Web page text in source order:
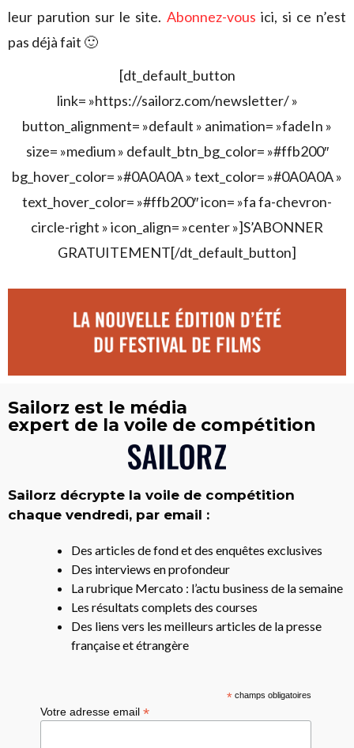
leur parution sur le site. Abonnez-vous ici, si ce n’est
pas déjà fait 🙂
[dt_default_button
link= »https://sailorz.com/newsletter/ »
button_alignment= »default » animation= »fadeIn »
size= »medium » default_btn_bg_color= »#ffb200″
bg_hover_color= »#0A0A0A » text_color= »#0A0A0A »
text_hover_color= »#ffb200″ icon= »fa fa-chevron-
circle-right » icon_align= »center »]S’ABONNER
GRATUITEMENT[/dt_default_button]
Sailorz est le média
expert de la voile de compétition
Sailorz décrypte la voile de compétition
chaque vendredi, par email :
Des articles de fond et des enquêtes exclusives
Des interviews en profondeur
La rubrique Mercato : l’actu business de la semaine
Les résultats complets des courses
Des liens vers les meilleurs articles de la presse
française et étrangère
*champs obligatoires
Votre adresse email*